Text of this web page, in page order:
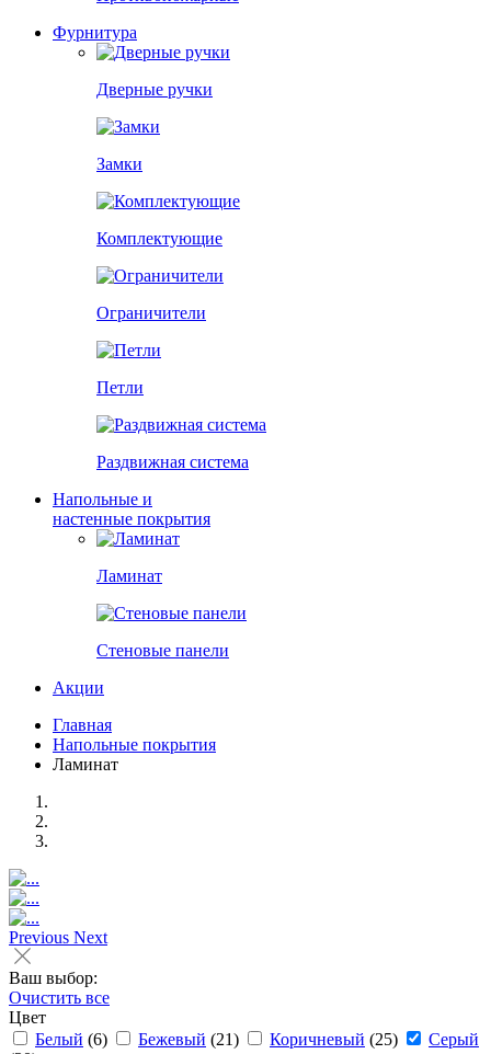
Фурнитура
Дверные ручки
Замки
Комплектующие
Ограничители
Петли
Раздвижная система
Напольные и
настенные покрытия
Ламинат
Стеновые панели
Акции
Главная
Напольные покрытия
Ламинат
Previous Next
Ваш выбор:
Очистить все
Цвет
Белый (6) Бежевый (21) Коричневый (25)
Серый